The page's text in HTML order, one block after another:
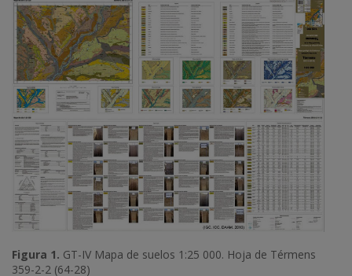
Figura 1. GT-IV Mapa de suelos 1:25 000. Hoja de Térmens
359-2-2 (64-28)